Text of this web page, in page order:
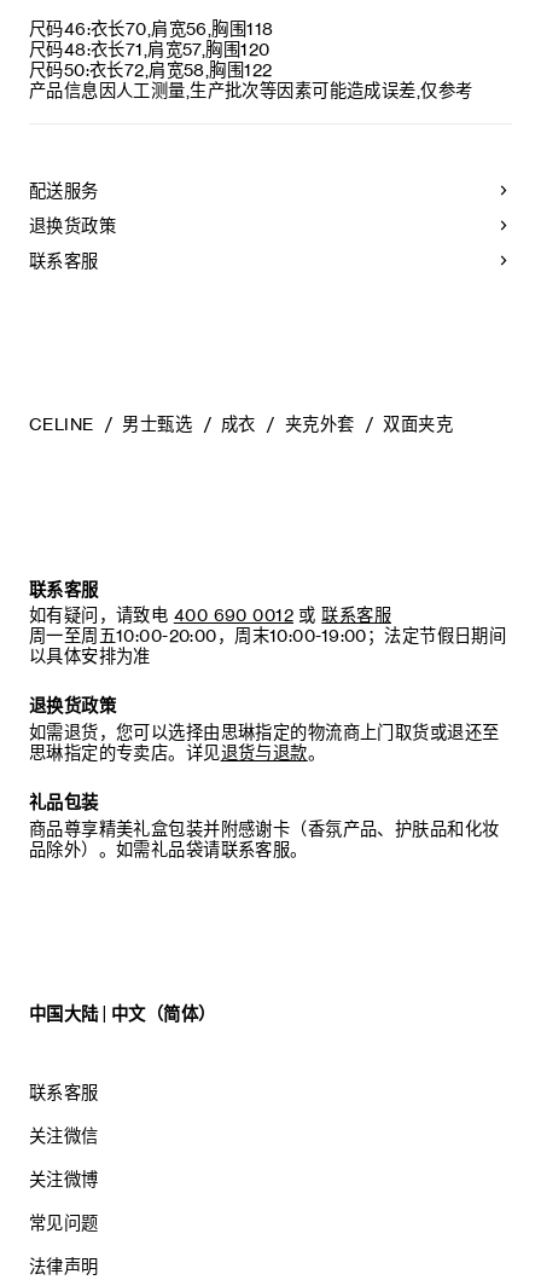
4枚镌刻CELINE字样的牛角扣
法国制造
编号：RM08G1227.38NO
最高熨烫温度：110°C / 230°F
不可使用蒸汽。
本品可用芳香化合物进行轻柔干洗。
尺码46:衣长70,肩宽56,胸围118
尺码48:衣长71,肩宽57,胸围120
尺码50:衣长72,肩宽58,胸围122
产品信息因人工测量,生产批次等因素可能造成误差,仅参考
配送服务
退换货政策
联系客服
CELINE 男士甄选 成衣 夹克外套 双面夹克
联系客服
如有疑问，请致电 400 690 0012 或 联系客服
周一至周五10:00-20:00，周末10:00-19:00；法定节假日期间
以具体安排为准
退换货政策
如需退货，您可以选择由思琳指定的物流商上门取货或退还至
思琳指定的专卖店。详见退货与退款。
礼品包装
商品尊享精美礼盒包装并附感谢卡（香氛产品、护肤品和化妆
品除外）。如需礼品袋请联系客服。
中国大陆 | 中文（简体）
联系客服
关注微信
关注微博
常见问题
法律声明